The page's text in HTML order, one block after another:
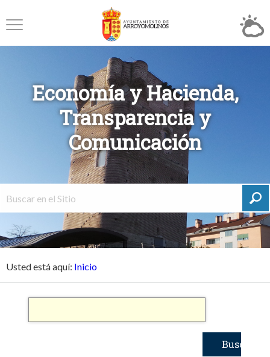
Economía y Hacienda,
Transparencia y
Comunicación
Usted está aquí: Inicio